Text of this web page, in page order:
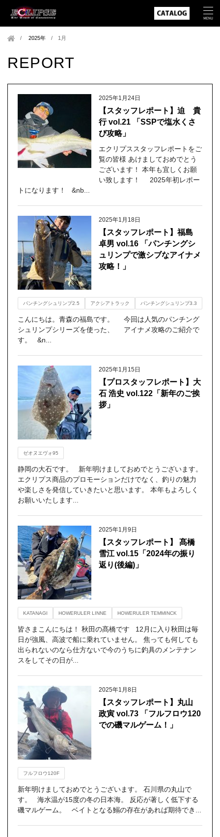
2025年 / 1月
REPORT
2025年1月24日
【スタッフレポート】迫 貴
行 vol.21 「SSPで塩水くさ
び攻略」
エクリプススタッフレポートをご
覧の皆様 あけましておめでとう
ございます！ 本年も宜しくお願
い致します！ 2025年初レポー
トになります！ &nb...
2025年1月18日
【スタッフレポート】福島
卓男 vol.16 「パンチングシ
ュリンプで激シブなアイナメ
攻略！」
パンチングシュリンプ2.5 アクシアトラック パンチングシュリンプ3.3
こんにちは。青森の福島です。 今回は人気のパンチング
シュリンプシリーズを使った、 アイナメ攻略のご紹介で
す。 &n...
2025年1月15日
【プロスタッフレポート】大
石 浩史 vol.122「新年のご挨
拶」
ゼオヌエヴォ95
静岡の大石です。 新年明けましておめでとうございます。
エクリプス商品のプロモーションだけでなく、釣りの魅力
や楽しさを発信していきたいと思います。 本年もよろしく
お願いいたします...
2025年1月9日
【スタッフレポート】 髙橋
雪江 vol.15「2024年の振り
返り(後編)」
KATANAGI HOWERULER LINNE HOWERULER TEMMINCK
皆さまこんにちは！ 秋田の髙橋です 12月に入り秋田は毎
日が強風、高波で船に乗れていません。 焦っても何しても
出られないのなら仕方ないで今のうちに釣具のメンテナン
スをしてその日が...
2025年1月8日
【スタッフレポート】丸山
政寅 vol.73 「フルフロウ120
での磯マルゲーム！」
フルフロウ120F
新年明けましておめでとうございます。 石川県の丸山で
す。 海水温が15度の冬の日本海。 反応が著しく低下する
磯マルゲーム。 ベイトとなる鰯の存在があれば期待でき...